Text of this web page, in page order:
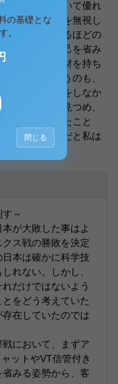
戦は当時において優れ
クトロニクスを無視し
ぜ歴史上に残るほどの
は、生産的に己を省み
い。優れた人材を持ち
かったというのも、
という考え方をしなか
をきちんと見つめ、
識しなかったこと
てしまったのだと私は
～
が大敗した事はよ
ス戦の勝敗を決定
本は確かに科学技
れない。しかし、
だけではないよう
をどう考えていた
在していたのでは
において、まずア
ットやVT信管付き
みる姿勢から、客
の基礎とな
。
閉じる